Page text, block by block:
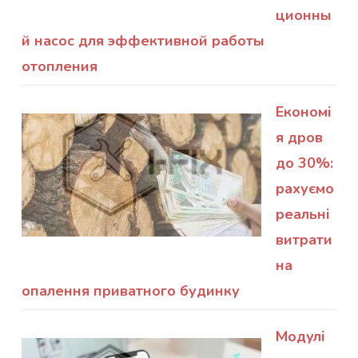
ционны
й насос для эффективной работы
отопления
Економі
я дров
до 30%:
рахуємо
реальні
витрати
на
опалення приватного будинку
Модулі